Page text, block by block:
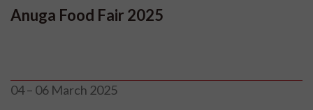
Anuga Food Fair 2025
04 – 06 March 2025